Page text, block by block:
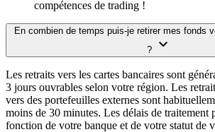
compétences de trading !
En combien de temps puis-je retirer mes fonds
?
Les retraits vers les cartes bancaires sont
3 jours ouvrables selon votre région. Les
vers des portefeuilles externes sont
moins de 30 minutes. Les délais de traitement
fonction de votre banque et de votre statut de